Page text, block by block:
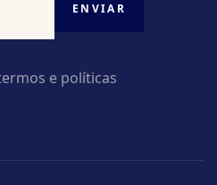
e políticas